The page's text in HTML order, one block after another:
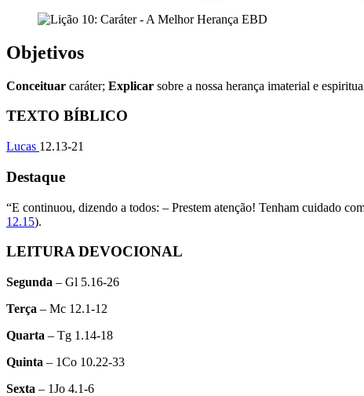
Objetivos
Conceituar caráter; Explicar sobre a nossa herança imaterial e
TEXTO BÍBLICO
Lucas 12.13-21
Destaque
“E continuou, dizendo a todos: – Prestem atenção! Tenham cuidado
12.15).
LEITURA DEVOCIONAL
Segunda – Gl 5.16-26
Terça – Mc 12.1-12
Quarta – Tg 1.14-18
Quinta – 1Co 10.22-33
Sexta – 1Jo 4.1-6